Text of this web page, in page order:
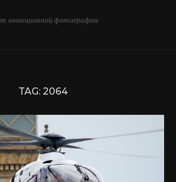
авиационной фотографии
TAG: 2064